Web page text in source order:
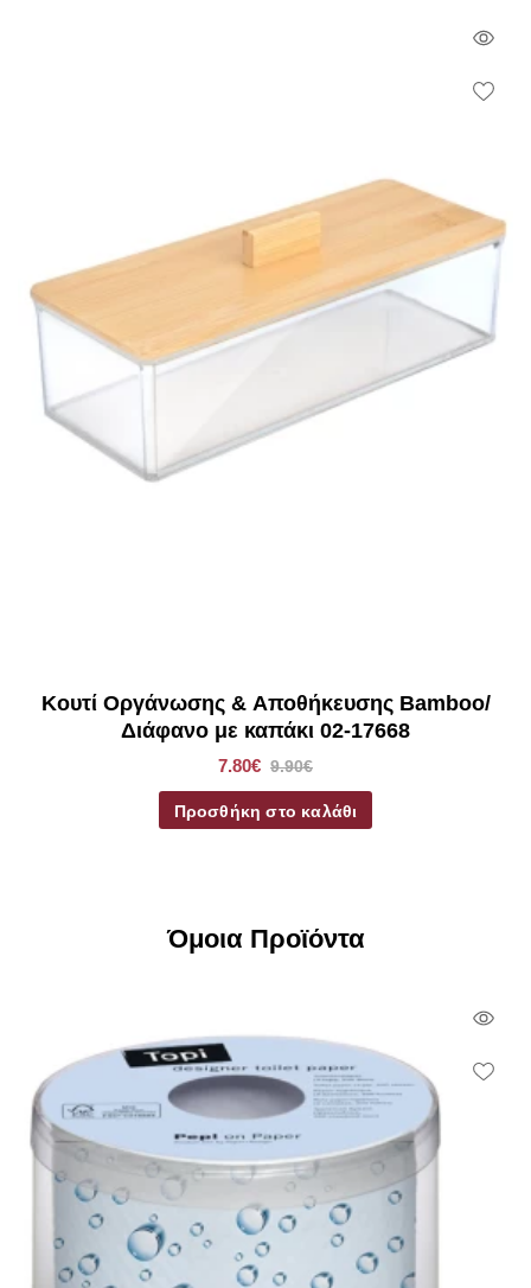
Κουτί Οργάνωσης & Αποθήκευσης Bamboo/
Διάφανο με καπάκι 02-17668
7.80€ 9.90€
Προσθήκη στο καλάθι
Όμοια Προϊόντα